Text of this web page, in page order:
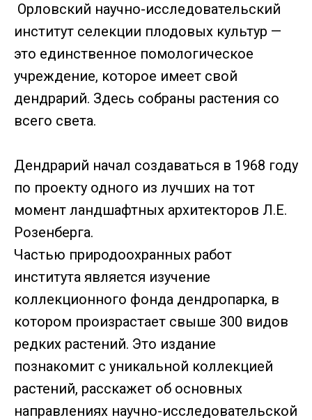
Орловский научно-исследовательский
институт селекции плодовых культур —
это единственное помологическое
учреждение, которое имеет свой
дендрарий. Здесь собраны растения со
всего света.
Дендрарий начал создаваться в 1968 году
по проекту одного из лучших на тот
момент ландшафтных архитекторов Л.Е.
Розенберга.
Частью природоохранных работ
института является изучение
коллекционного фонда дендропарка, в
котором произрастает свыше 300 видов
редких растений. Это издание
познакомит с уникальной коллекцией
растений, расскажет об основных
направлениях научно-исследовательской